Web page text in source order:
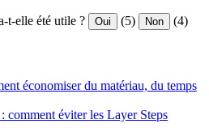
t-elle été utile ? Oui (5) Non (4)
économiser du matériau, du temps
comment éviter les Layer Steps